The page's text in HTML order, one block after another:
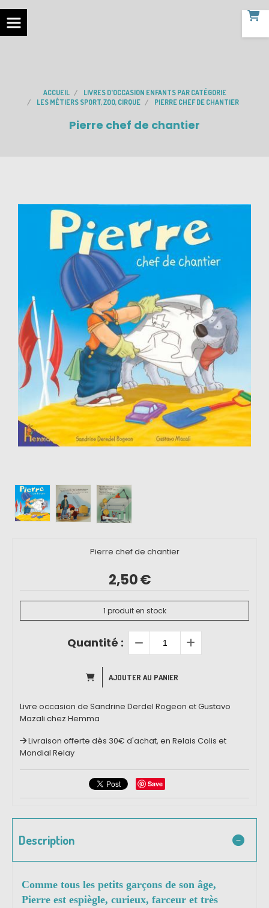
ACCUEIL
LIVRES D'OCCASION ENFANTS PAR CATÉGORIE
LES MÉTIERS SPORT, ZOO, CIRQUE
PIERRE CHEF DE CHANTIER
Pierre chef de chantier
Pierre chef de chantier
2,50€
1 produit en stock
Quantité :
AJOUTER AU PANIER
Livre occasion de Sandrine Derdel Rogeon et Gustavo
Mazali chez Hemma
Livraison offerte dès 30€ d'achat, en Relais Colis et
Mondial Relay
Save
Description
Comme tous les petits garçons de son âge,
Pierre est espiègle, curieux, farceur et très